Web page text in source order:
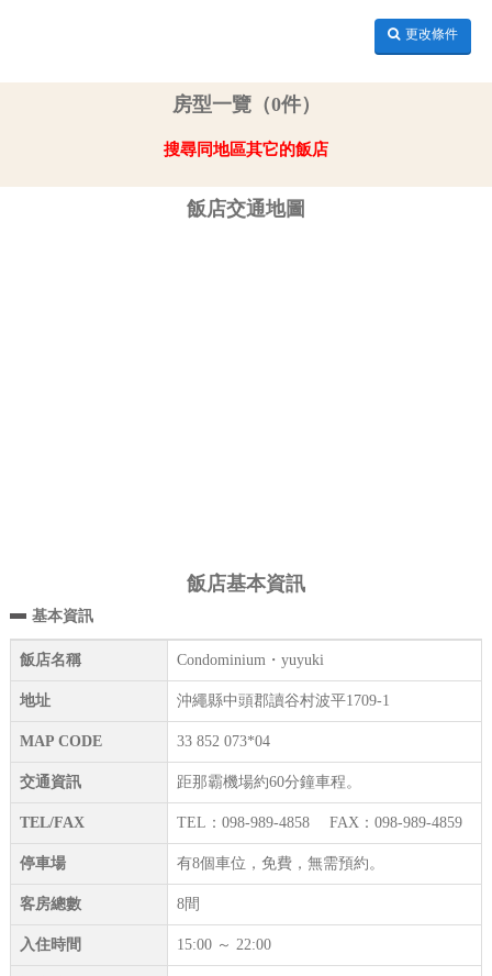
更改條件
房型一覽（0件）
搜尋同地區其它的飯店
飯店交通地圖
飯店基本資訊
基本資訊
飯店名稱 Condominium・yuyuki
地址 沖繩縣中頭郡讀谷村波平1709-1
MAP CODE 33 852 073*04
交通資訊 距那霸機場約60分鐘車程。
TEL/FAX TEL：098-989-4858 FAX：098-989-4859
停車場 有8個車位，免費，無需預約。
客房總數 8間
入住時間 15:00 ～ 22:00